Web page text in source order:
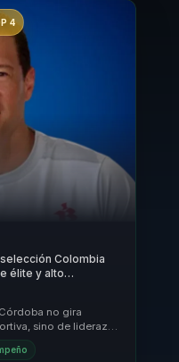
4
Colombia
élite y alto
liderazgo,
no gira
sino de liderazgo
la presión sí tiene